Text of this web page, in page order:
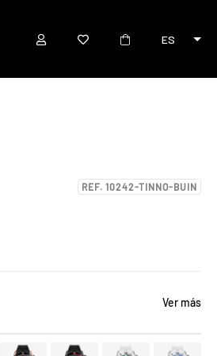
ES
REF. 10242-TINNO-BUIN
Ver más